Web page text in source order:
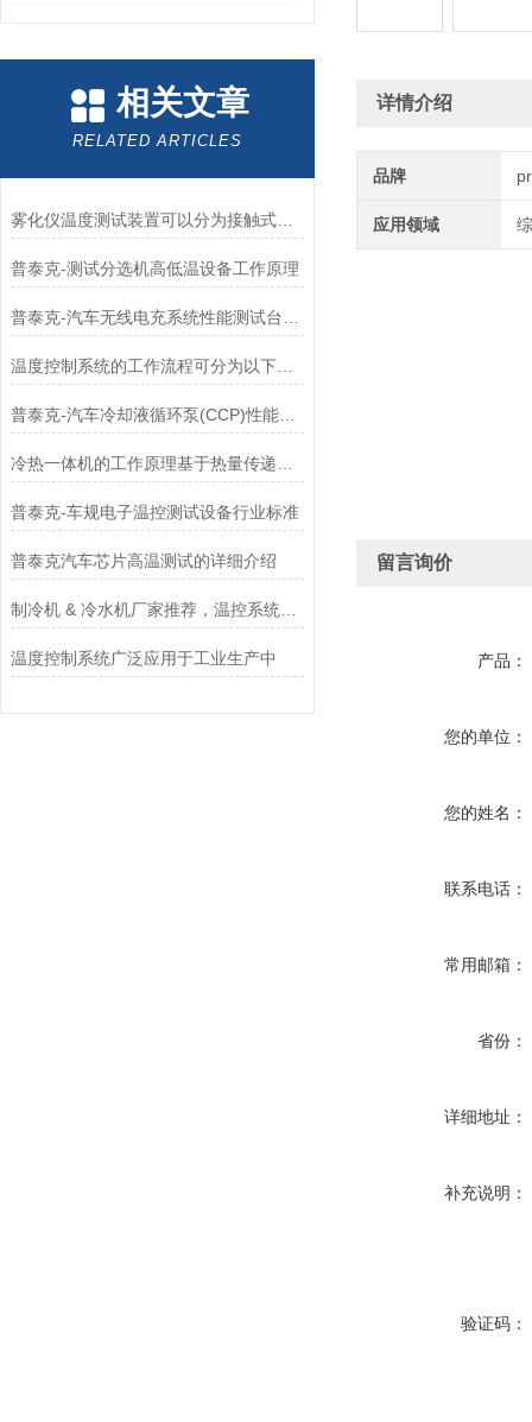
相关文章
RELATED ARTICLES
雾化仪温度测试装置可以分为接触式和非接触式两大类
普泰克-测试分选机高低温设备工作原理
温度控制系统的工作流程可分为以下关键环节
普泰克-汽车冷却液循环泵(CCP)性能测试台核心组成与原理
普泰克-车规电子温控测试设备行业标准
普泰克汽车芯片高温测试的详细介绍
制冷机 & 冷水机厂家推荐，温控系统详解（看完不踩坑）
温度控制系统广泛应用于工业生产中
详情介绍
品牌
应用领域
留言询价
产品：
您的单位：
您的姓名：
联系电话：
常用邮箱：
省份：
详细地址：
补充说明：
验证码：